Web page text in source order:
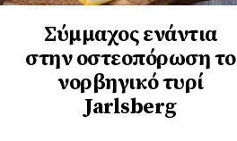
Σύμμαχος ενάντια
στην οστεοπόρωση το
νορβηγικό τυρί
Jarlsberg